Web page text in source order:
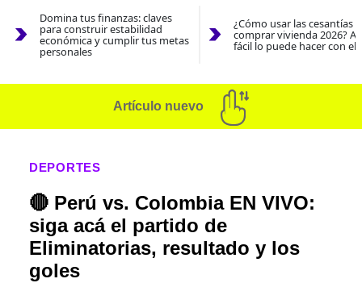
Domina tus finanzas: claves
para construir estabilidad
económica y cumplir tus metas
personales
¿Cómo usar las cesantías
comprar vivienda 2026?
fácil lo puede hacer con el
Artículo nuevo
DEPORTES
🔴 Perú vs. Colombia EN VIVO:
siga acá el partido de
Eliminatorias, resultado y los
goles